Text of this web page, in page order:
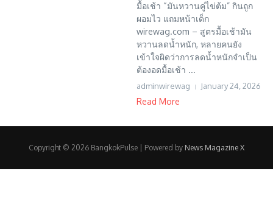
มื้อเช้า “มันหวานคู่ไข่ต้ม” กินถูก
ผอมไว แถมหน้าเด็ก
wirewag.com – สูตรมื้อเช้ามัน
หวานลดน้ำหนัก, หลายคนยัง
เข้าใจผิดว่าการลดน้ำหนักจำเป็น
ต้องอดมื้อเช้า ...
adminwirewag January 24, 2026
Read More
Copyright © 2026 BangkokPulse | Powered by News Magazine X